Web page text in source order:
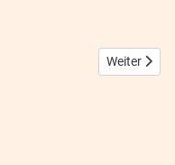
Nächster
Weiter